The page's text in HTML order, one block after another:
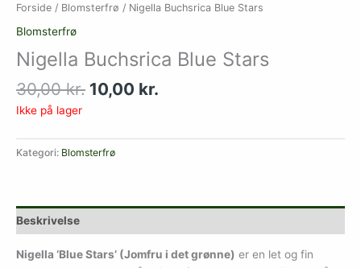
Forside / Blomsterfrø / Nigella Buchsrica Blue Stars
Blomsterfrø
Nigella Buchsrica Blue Stars
30,00kr. 10,00 kr.
Ikke på lager
Kategori: Blomsterfrø
Beskrivelse
Nigella ‘Blue Stars’ (Jomfru i det grønne) er en let og fin